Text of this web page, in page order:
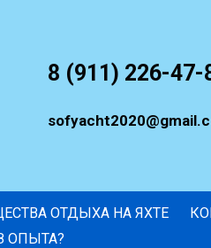
8 (911) 226-47-
ОТДЫХА НА ЯХТЕ
ОПЫТА?